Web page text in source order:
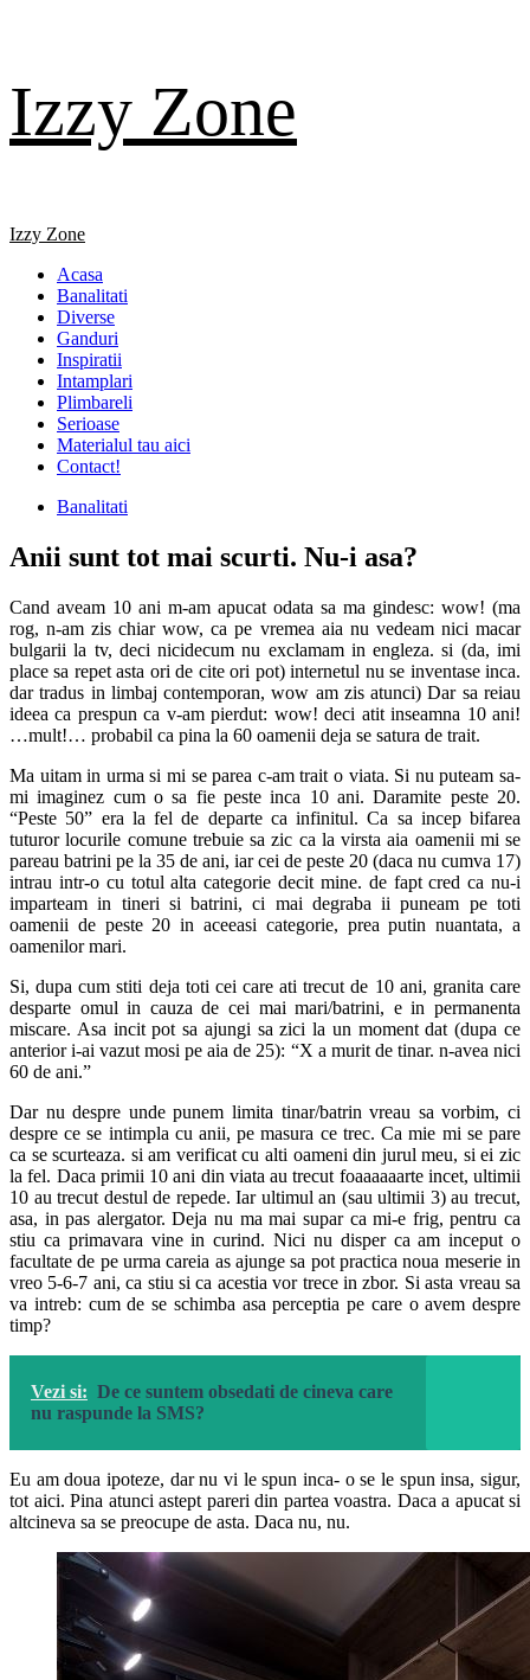
content
Izzy Zone
Primary
Izzy Zone
Acasa
Banalitati
Diverse
Ganduri
Inspiratii
Intamplari
Plimbareli
Serioase
Materialul tau aici
Contact!
Banalitati
Anii sunt tot mai scurti. Nu-i asa?
Cand aveam 10 ani m-am apucat odata sa ma gindesc: wow! (ma
rog, n-am zis chiar wow, ca pe vremea aia nu vedeam nici macar
bulgarii la tv, deci nicidecum nu exclamam in engleza. si (da, imi
place sa repet asta ori de cite ori pot) internetul nu se inventase inca.
dar tradus in limbaj contemporan, wow am zis atunci) Dar sa reiau
ideea ca prespun ca v-am pierdut: wow! deci atit inseamna 10 ani!
…mult!… probabil ca pina la 60 oamenii deja se satura de trait.
Ma uitam in urma si mi se parea c-am trait o viata. Si nu puteam sa-
mi imaginez cum o sa fie peste inca 10 ani. Daramite peste 20.
“Peste 50” era la fel de departe ca infinitul. Ca sa incep bifarea
tuturor locurile comune trebuie sa zic ca la virsta aia oamenii mi se
pareau batrini pe la 35 de ani, iar cei de peste 20 (daca nu cumva 17)
intrau intr-o cu totul alta categorie decit mine. de fapt cred ca nu-i
imparteam in tineri si batrini, ci mai degraba ii puneam pe toti
oamenii de peste 20 in aceeasi categorie, prea putin nuantata, a
oamenilor mari.
Si, dupa cum stiti deja toti cei care ati trecut de 10 ani, granita care
desparte omul in cauza de cei mai mari/batrini, e in permanenta
miscare. Asa incit pot sa ajungi sa zici la un moment dat (dupa ce
anterior i-ai vazut mosi pe aia de 25): “X a murit de tinar. n-avea nici
60 de ani.”
Dar nu despre unde punem limita tinar/batrin vreau sa vorbim, ci
despre ce se intimpla cu anii, pe masura ce trec. Ca mie mi se pare
ca se scurteaza. si am verificat cu alti oameni din jurul meu, si ei zic
la fel. Daca primii 10 ani din viata au trecut foaaaaaarte incet, ultimii
10 au trecut destul de repede. Iar ultimul an (sau ultimii 3) au trecut,
asa, in pas alergator. Deja nu ma mai supar ca mi-e frig, pentru ca
stiu ca primavara vine in curind. Nici nu disper ca am inceput o
facultate de pe urma careia as ajunge sa pot practica noua meserie in
vreo 5-6-7 ani, ca stiu si ca acestia vor trece in zbor. Si asta vreau sa
va intreb: cum de se schimba asa perceptia pe care o avem despre
timp?
Vezi si: De ce suntem obsedati de cineva care
nu raspunde la SMS?
Eu am doua ipoteze, dar nu vi le spun inca- o se le spun insa, sigur,
tot aici. Pina atunci astept pareri din partea voastra. Daca a apucat si
altcineva sa se preocupe de asta. Daca nu, nu.